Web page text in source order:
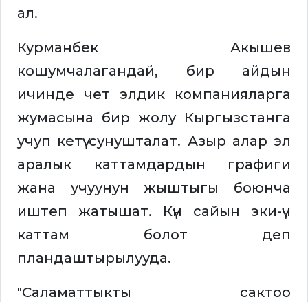
ал.
Курманбек Акышев
кошумчалагандай, бир айдын
ичинде чет элдик компанияларга
жумасына бир жолу Кыргызстанга
учуп кетүү сунушталат. Азыр алар эл
аралык каттамдардын графиги
жана учуунун жыштыгы боюнча
иштеп жатышат. Күн сайын эки-үч
каттам болот деп
пландаштырылууда.
"Саламаттыкты сактоо